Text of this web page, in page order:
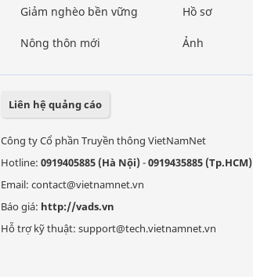
Giảm nghèo bền vững
Nông thôn mới
Hồ sơ
Ảnh
Liên hệ quảng cáo
Công ty Cổ phần Truyền thông VietNamNet
Hotline: 0919405885 (Hà Nội)-0919435885 (Tp.HCM)
Email: contact@vietnamnet.vn
Báo giá: http://vads.vn
Hỗ trợ kỹ thuật: support@tech.vietnamnet.vn